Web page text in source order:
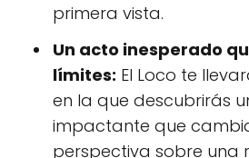
primera vista.
Un acto inesperado
límites: El Loco te
en la que descubrirás
impactante que
perspectiva sobre una